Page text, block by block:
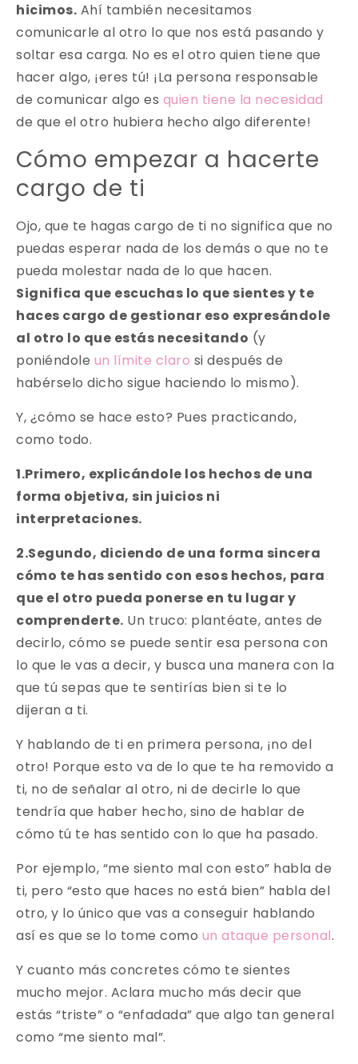
hicimos. Ahí también necesitamos
comunicarle al otro lo que nos está pasando y
soltar esa carga. No es el otro quien tiene que
hacer algo, ¡eres tú! ¡La persona responsable
de comunicar algo es quien tiene la necesidad
de que el otro hubiera hecho algo diferente!
Cómo empezar a hacerte
cargo de ti
Ojo, que te hagas cargo de ti no significa que no
puedas esperar nada de los demás o que no te
pueda molestar nada de lo que hacen.
Significa que escuchas lo que sientes y te
haces cargo de gestionar eso expresándole
al otro lo que estás necesitando (y
poniéndole un límite claro si después de
habérselo dicho sigue haciendo lo mismo).
Y, ¿cómo se hace esto? Pues practicando,
como todo.
1.Primero, explicándole los hechos de una
forma objetiva, sin juicios ni
interpretaciones.
2.Segundo, diciendo de una forma sincera
cómo te has sentido con esos hechos, para
que el otro pueda ponerse en tu lugar y
comprenderte. Un truco: plantéate, antes de
decirlo, cómo se puede sentir esa persona con
lo que le vas a decir, y busca una manera con la
que tú sepas que te sentirías bien si te lo
dijeran a ti.
Y hablando de ti en primera persona, ¡no del
otro! Porque esto va de lo que te ha removido a
ti, no de señalar al otro, ni de decirle lo que
tendría que haber hecho, sino de hablar de
cómo tú te has sentido con lo que ha pasado.
Por ejemplo, “me siento mal con esto” habla de
ti, pero “esto que haces no está bien” habla del
otro, y lo único que vas a conseguir hablando
así es que se lo tome como un ataque personal.
Y cuanto más concretes cómo te sientes
mucho mejor. Aclara mucho más decir que
estás “triste” o “enfadada” que algo tan general
como “me siento mal”.